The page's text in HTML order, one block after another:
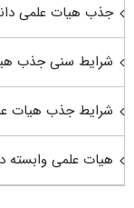
جذب هیات علمی
شرایط سنی جذب
شرایط جذب هیات
هیات علمی وابسته